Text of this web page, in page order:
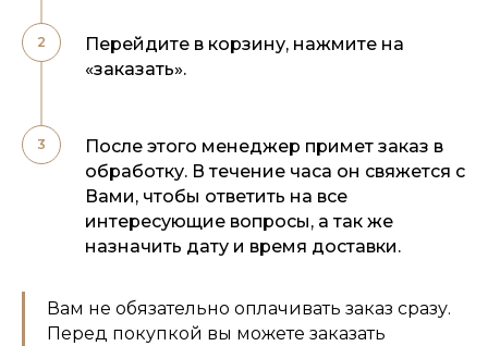
Перейдите в корзину, нажмите на
«заказать».
После этого менеджер примет заказ в
обработку. В течение часа он свяжется с
Вами, чтобы ответить на все
интересующие вопросы, а так же
назначить дату и время доставки.
Вам не обязательно оплачивать заказ сразу.
Перед покупкой вы можете заказать